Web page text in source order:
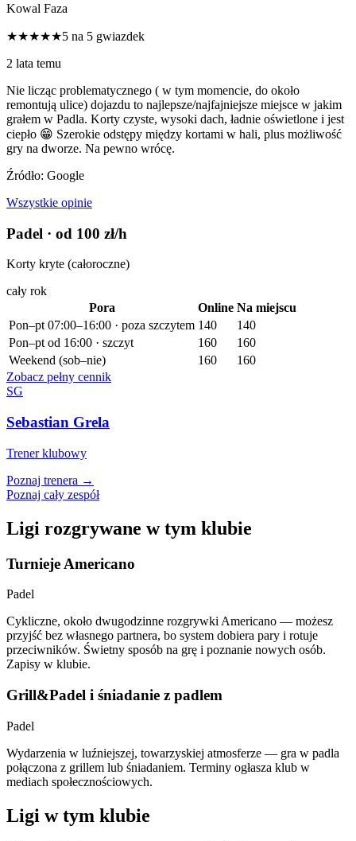
Kowal Faza
★★★★★5 na 5 gwiazdek
2 lata temu
Nie licząc problematycznego ( w tym momencie, do około
remontują ulice) dojazdu to najlepsze/najfajniejsze miejsce w jakim
grałem w Padla. Korty czyste, wysoki dach, ładnie oświetlone i jest
ciepło 😁 Szerokie odstępy między kortami w hali, plus możliwość
gry na dworze. Na pewno wrócę.
Źródło: Google
Wszystkie opinie
Padel · od 100 zł/h
Korty kryte (całoroczne)
cały rok
Pora
Online Na miejscu
Pon–pt 07:00–16:00 · poza szczytem 140
140
Pon–pt od 16:00 · szczyt
160
160
Weekend (sob–nie)
160
160
Zobacz pełny cennik
SG
Sebastian Grela
Trener klubowy
Poznaj trenera →
Poznaj cały zespół
Ligi rozgrywane w tym klubie
Turnieje Americano
Padel
Cykliczne, około dwugodzinne rozgrywki Americano — możesz
przyjść bez własnego partnera, bo system dobiera pary i rotuje
przeciwników. Świetny sposób na grę i poznanie nowych osób.
Zapisy w klubie.
Grill&Padel i śniadanie z padlem
Padel
Wydarzenia w luźniejszej, towarzyskiej atmosferze — gra w padla
połączona z grillem lub śniadaniem. Terminy ogłasza klub w
mediach społecznościowych.
Ligi w tym klubie